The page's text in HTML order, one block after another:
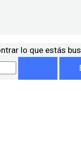
lo que estás